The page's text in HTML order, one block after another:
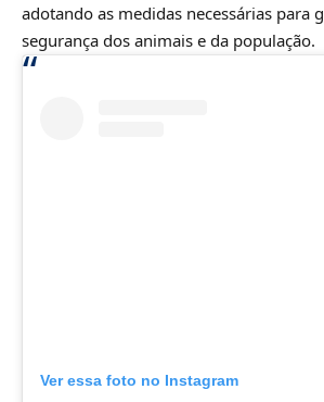
adotando as medidas necessárias para
segurança dos animais e da população.
Ver essa foto no Instagram